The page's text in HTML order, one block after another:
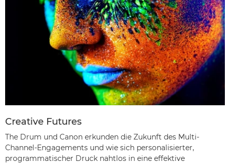
Creative Futures
The Drum und Canon erkunden die Zukunft des Multi-
Channel-Engagements und wie sich personalisierter,
programmatischer Druck nahtlos in eine effektive